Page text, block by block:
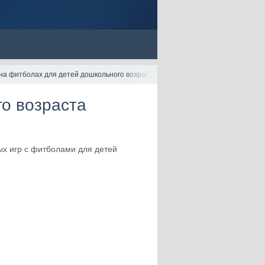
фитболах для детей дошкольного возраста
возраста
игр с фитболами для детей